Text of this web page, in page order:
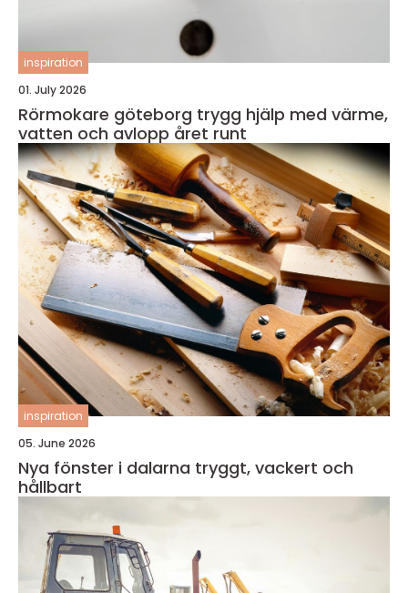
inspiration
01. July 2026
Rörmokare göteborg trygg hjälp med värme,
vatten och avlopp året runt
inspiration
05. June 2026
Nya fönster i dalarna tryggt, vackert och
hållbart